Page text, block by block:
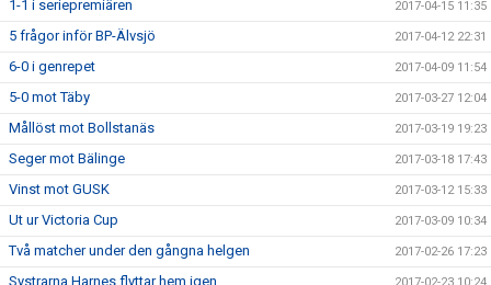
1-1 i seriepremiären 2017-04-15 11:35
5 frågor inför BP-Älvsjö 2017-04-12 22:31
6-0 i genrepet 2017-04-09 11:54
5-0 mot Täby 2017-03-27 12:04
Mållöst mot Bollstanäs 2017-03-19 19:23
Seger mot Bälinge 2017-03-18 17:43
Vinst mot GUSK 2017-03-12 15:33
Ut ur Victoria Cup 2017-03-09 10:34
Två matcher under den gångna helgen 2017-02-26 17:23
Systrarna Harnes flyttar hem igen